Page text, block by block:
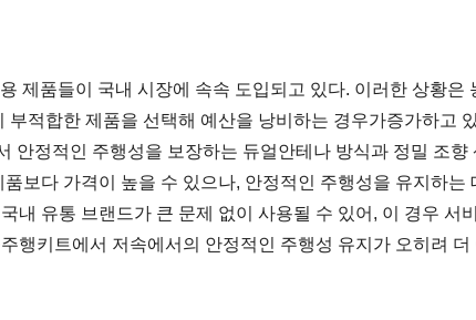
제품들이 국내 시장에 속속 도입되고 있다. 이러한 상황은
적합한 제품을 선택해 예산을 낭비하는 경우가증가하고
안정적인 주행성을 보장하는 듀얼안테나 방식과 정밀 조
보다 가격이 높을 수 있으나, 안정적인 주행성을 유지하는
내 유통 브랜드가 큰 문제 없이 사용될 수 있어, 이 경우 서
행키트에서 저속에서의 안정적인 주행성 유지가 오히려